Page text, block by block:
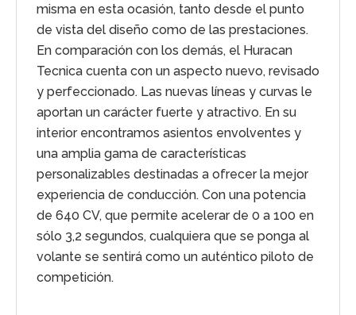
misma en esta ocasión, tanto desde el punto
de vista del diseño como de las prestaciones.
En comparación con los demás, el Huracan
Tecnica cuenta con un aspecto nuevo, revisado
y perfeccionado. Las nuevas líneas y curvas le
aportan un carácter fuerte y atractivo. En su
interior encontramos asientos envolventes y
una amplia gama de características
personalizables destinadas a ofrecer la mejor
experiencia de conducción. Con una potencia
de 640 CV, que permite acelerar de 0 a 100 en
sólo 3,2 segundos, cualquiera que se ponga al
volante se sentirá como un auténtico piloto de
competición.